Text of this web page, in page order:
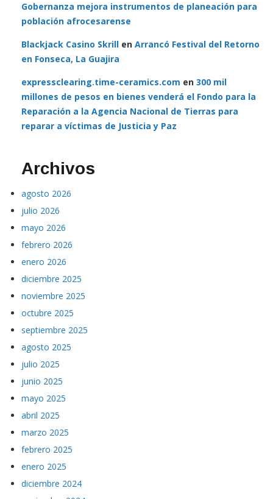
Gobernanza mejora instrumentos de planeación para
población afrocesarense
Blackjack Casino Skrill en Arrancó Festival del Retorno
en Fonseca, La Guajira
expressclearing.time-ceramics.com en 300 mil
millones de pesos en bienes venderá el Fondo para la
Reparación a la Agencia Nacional de Tierras para
reparar a víctimas de Justicia y Paz
Archivos
agosto 2026
julio 2026
mayo 2026
febrero 2026
enero 2026
diciembre 2025
noviembre 2025
octubre 2025
septiembre 2025
agosto 2025
julio 2025
junio 2025
mayo 2025
abril 2025
marzo 2025
febrero 2025
enero 2025
diciembre 2024